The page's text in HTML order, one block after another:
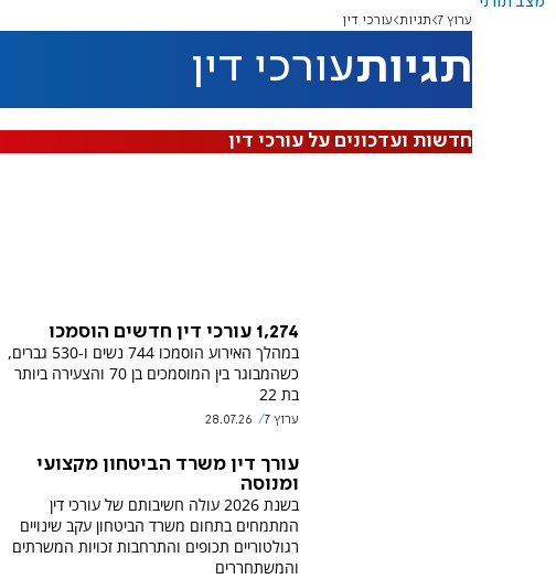
ערוץ 7 תגיות עורכי דין
תגיותעורכי דין
חדשות ועדכונים על עורכי דין
1,274 עורכי דין חדשים הוסמכו
במהלך האירוע הוסמכו 744 נשים ו-530 גברים,
כשהמבוגר בין המוסמכים בן 70 והצעירה ביותר
בת 22
ערוץ 7 28.07.26
עורך דין משרד הביטחון מקצועי
ומנוסה
בשנת 2026 עולה חשיבותם של עורכי דין
המתמחים בתחום משרד הביטחון עקב שינויים
רגולטוריים תכופים והתרחבות זכויות המשרתים
והמשתחררים